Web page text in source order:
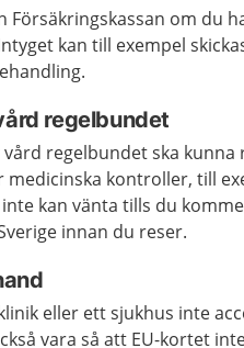
Försäkringskassan om du
kan till exempel
regelbundet
regelbundet ska kunna
medicinska kontroller, till
kan vänta tills du
innan du reser.
eller ett sjukhus inte
vara så att EU-kortet